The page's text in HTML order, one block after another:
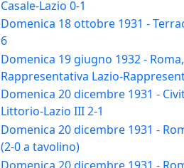
Casale-Lazio 0-1
Domenica 18 ottobre 1931 -
6
Domenica 19 giugno 1932 -
Rappresentativa Lazio-
Domenica 20 dicembre 1931 -
Littorio-Lazio III 2-1
Domenica 20 dicembre 1931 -
(2-0 a tavolino)